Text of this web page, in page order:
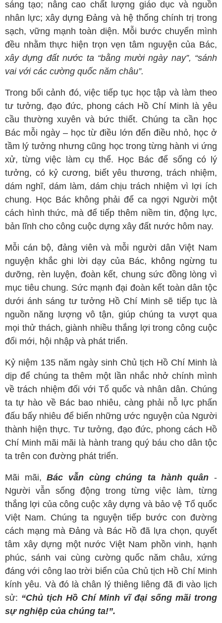
sáng tạo; nâng cao chất lượng giáo dục và nguồn
nhân lực; xây dựng Đảng và hệ thống chính trị trong
sạch, vững mạnh toàn diện. Mỗi bước chuyển mình
đều nhằm thực hiện trọn vẹn tâm nguyện của Bác,
xây dựng đất nước ta “bằng mười ngày nay”, “sánh
vai với các cường quốc năm châu”.
Trong bối cảnh đó, việc tiếp tục học tập và làm theo
tư tưởng, đạo đức, phong cách Hồ Chí Minh là yêu
cầu thường xuyên và bức thiết. Chúng ta cần học
Bác mỗi ngày – học từ điều lớn đến điều nhỏ, học ở
tầm lý tưởng nhưng cũng học trong từng hành vi ứng
xử, từng việc làm cụ thể. Học Bác để sống có lý
tưởng, có kỷ cương, biết yêu thương, trách nhiệm,
dám nghĩ, dám làm, dám chịu trách nhiệm vì lợi ích
chung. Học Bác không phải để ca ngợi Người một
cách hình thức, mà để tiếp thêm niềm tin, động lực,
bản lĩnh cho công cuộc dựng xây đất nước hôm nay.
Mỗi cán bộ, đảng viên và mỗi người dân Việt Nam
nguyện khắc ghi lời dạy của Bác, không ngừng tu
dưỡng, rèn luyện, đoàn kết, chung sức đồng lòng vì
mục tiêu chung. Sức mạnh đại đoàn kết toàn dân tộc
dưới ánh sáng tư tưởng Hồ Chí Minh sẽ tiếp tục là
nguồn năng lượng vô tận, giúp chúng ta vượt qua
mọi thử thách, giành nhiều thắng lợi trong công cuộc
đổi mới, hội nhập và phát triển.
Kỷ niệm 135 năm ngày sinh Chủ tịch Hồ Chí Minh là
dịp để chúng ta thêm một lần nhắc nhở chính mình
về trách nhiệm đối với Tổ quốc và nhân dân. Chúng
ta tự hào về Bác bao nhiêu, càng phải nỗ lực phấn
đấu bấy nhiêu để biến những ước nguyện của Người
thành hiện thực. Tư tưởng, đạo đức, phong cách Hồ
Chí Minh mãi mãi là hành trang quý báu cho dân tộc
ta trên con đường phát triển.
Mãi mãi, Bác vẫn cùng chúng ta hành quân -
Người vẫn sống động trong từng việc làm, từng
thắng lợi của công cuộc xây dựng và bảo vệ Tổ quốc
Việt Nam. Chúng ta nguyện tiếp bước con đường
cách mạng mà Đảng và Bác Hồ đã lựa chọn, quyết
tâm xây dựng một nước Việt Nam phồn vinh, hạnh
phúc, sánh vai cùng cường quốc năm châu, xứng
đáng với công lao trời biển của Chủ tịch Hồ Chí Minh
kính yêu. Và đó là chân lý thiêng liêng đã đi vào lịch
sử: “Chủ tịch Hồ Chí Minh vĩ đại sống mãi trong
sự nghiệp của chúng ta!”.